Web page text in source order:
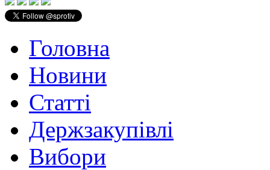
Головна
Новини
Статті
Держзакупівлі
Вибори